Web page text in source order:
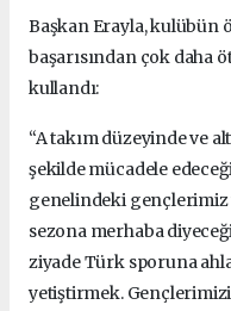
Başkan Erayla, kulübün
başarısından çok daha
kullandı:
“A takım düzeyinde ve
şekilde mücadele
genelindeki gençlerimiz
sezona merhaba
ziyade Türk sporuna
yetiştirmek.